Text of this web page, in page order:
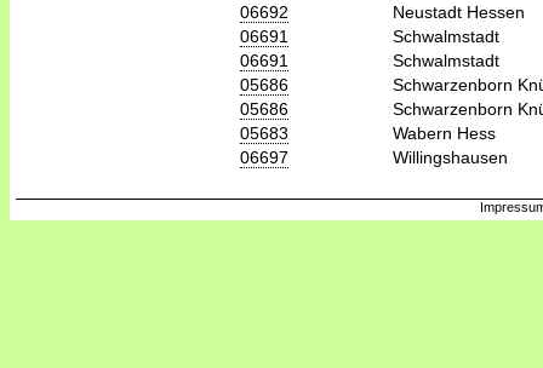
06692
Neustadt Hessen
06691
Schwalmstadt
06691
Schwalmstadt
05686
Schwarzenborn
05686
Schwarzenborn
05683
Wabern Hess
06697
Willingshausen